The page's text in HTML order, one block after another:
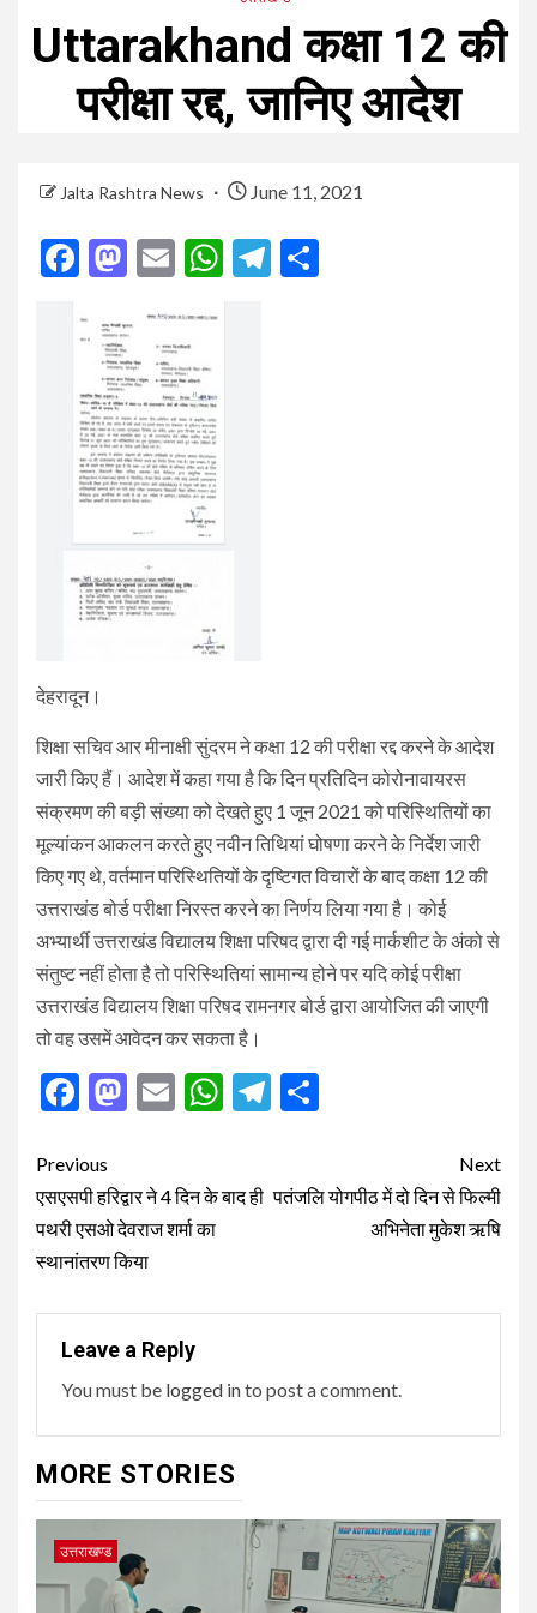
Uttarakhand कक्षा 12 की
परीक्षा रद्द, जानिए आदेश
Jalta Rashtra News June 11, 2021
Facebook
Mastodon
EmailWhatsApp
Telegram
देहरादून।
शिक्षा सचिव आर मीनाक्षी सुंदरम ने कक्षा 12 की परीक्षा रद्द करने के आदेश
जारी किए हैं। आदेश में कहा गया है कि दिन प्रतिदिन कोरोनावायरस
संक्रमण की बड़ी संख्या को देखते हुए 1 जून 2021 को परिस्थितियों का
मूल्यांकन आकलन करते हुए नवीन तिथियां घोषणा करने के निर्देश जारी
किए गए थे, वर्तमान परिस्थितियों के दृष्टिगत विचारों के बाद कक्षा 12 की
उत्तराखंड बोर्ड परीक्षा निरस्त करने का निर्णय लिया गया है। कोई
अभ्यार्थी उत्तराखंड विद्यालय शिक्षा परिषद द्वारा दी गई मार्कशीट के अंको से
संतुष्ट नहीं होता है तो परिस्थितियां सामान्य होने पर यदि कोई परीक्षा
उत्तराखंड विद्यालय शिक्षा परिषद रामनगर बोर्ड द्वारा आयोजित की जाएगी
तो वह उसमें आवेदन कर सकता है।
Facebook
Mastodon
EmailWhatsApp
Telegram
Post
navigation
Previous
एसएसपी हरिद्वार ने 4 दिन के बाद ही
पथरी एसओ देवराज शर्मा का
स्थानांतरण किया
Next
पतंजलि योगपीठ में दो दिन से फिल्मी
अभिनेता मुकेश ऋषि
Leave a Reply
You must be logged into post a comment.
MORE STORIES
उत्तराखण्ड